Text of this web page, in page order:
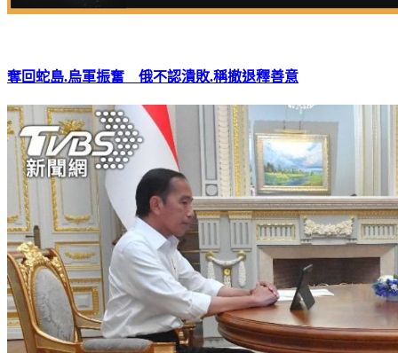
奪回蛇島.烏軍振奮 俄不認潰敗.稱撤退釋善意